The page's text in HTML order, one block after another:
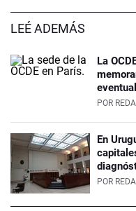
LEÉ ADEMÁS
La
POR
En
POR